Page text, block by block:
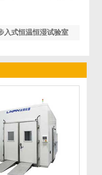
入式恒温恒湿试验室